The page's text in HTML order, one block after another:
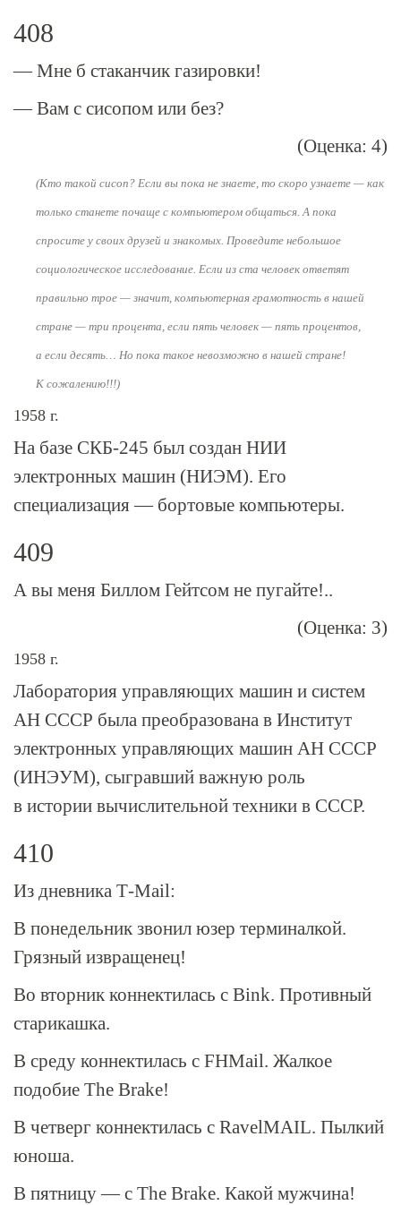
408
— Мне б стаканчик газировки!
— Вам с сисопом или без?
(Оценка: 4)
(Кто такой сисоп? Если вы пока не знаете, то скоро узнаете — как
только станете почаще с компьютером общаться. А пока
спросите у своих друзей и знакомых. Проведите небольшое
социологическое исследование. Если из ста человек ответят
правильно трое — значит, компьютерная грамотность в нашей
стране — три процента, если пять человек — пять процентов,
а если десять… Но пока такое невозможно в нашей стране!
К сожалению!!!)
1958 г.
На базе СКБ-245 был создан НИИ
электронных машин (НИЭМ). Его
специализация — бортовые компьютеры.
409
А вы меня Биллом Гейтсом не пугайте!..
(Оценка: 3)
1958 г.
Лаборатория управляющих машин и систем
АН СССР была преобразована в Институт
электронных управляющих машин АН СССР
(ИНЭУМ), сыгравший важную роль
в истории вычислительной техники в СССР.
410
Из дневника Т-Mail:
В понедельник звонил юзер терминалкой.
Грязный извращенец!
Во вторник коннектилась с Bink. Противный
старикашка.
В среду коннектилась с FHMail. Жалкое
подобие The Brake!
В четверг коннектилась с RavelMAIL. Пылкий
юноша.
В пятницу — с The Brake. Какой мужчина!